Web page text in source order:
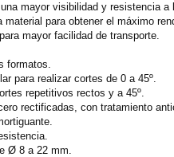
mayor visibilidad y resistencia a
material para obtener el máximo
mayor facilidad de transporte.
formatos.
para realizar cortes de 0 a 45º.
repetitivos rectos y a 45º.
rectificadas, con tratamiento
Ø 8 a 22 mm.